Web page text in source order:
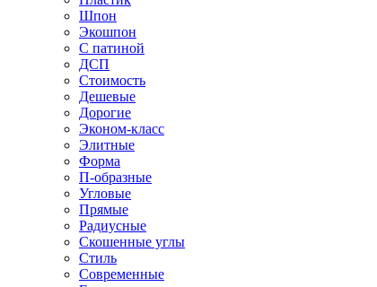
Шпон
Экошпон
С патиной
ДСП
Стоимость
Дешевые
Дорогие
Эконом-класс
Элитные
Форма
П-образные
Угловые
Прямые
Радиусные
Скошенные углы
Стиль
Современные